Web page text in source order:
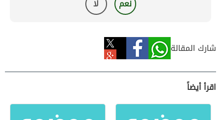
نعم لا
شارك المقالة
اقرأ أيضاً